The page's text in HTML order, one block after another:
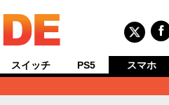
スイッチ PS5 スマホ